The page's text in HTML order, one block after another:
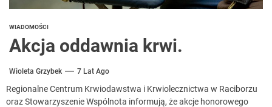
WIADOMOŚCI
Akcja oddawnia krwi.
Wioleta Grzybek 7 Lat Ago
Regionalne Centrum Krwiodawstwa i Krwiolecznictwa w Raciborzu
oraz Stowarzyszenie Wspólnota informują, że akcje honorowego